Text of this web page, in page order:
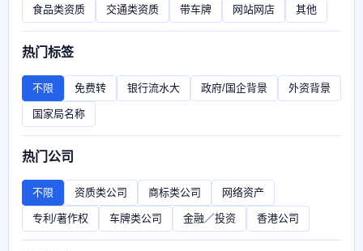
食品类资质 交通类资质 带车牌 网站网店 其他
热门标签
不限 免费转 银行流水大 政府/国企背景 外资背景
国家局名称
热门公司
不限 资质类公司 商标类公司 网络资产
专利/著作权 车牌类公司 金融／投资 香港公司